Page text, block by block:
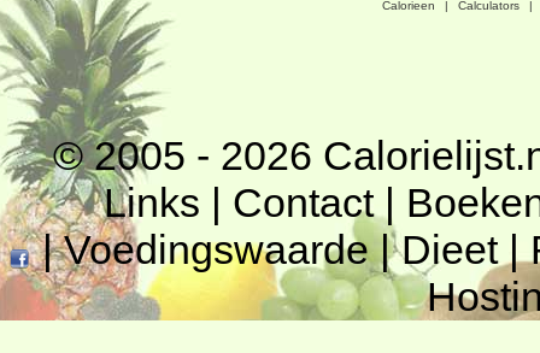
Calorieen | Calculators |
© 2005 - 2026
Links | Contact|
|Voedingswaarde|Dieet|